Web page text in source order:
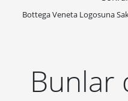
Bottega Veneta Logosuna
Bunlar